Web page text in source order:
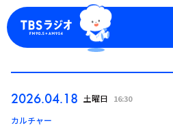
2026.04.18 土曜日 16:30
カルチャー